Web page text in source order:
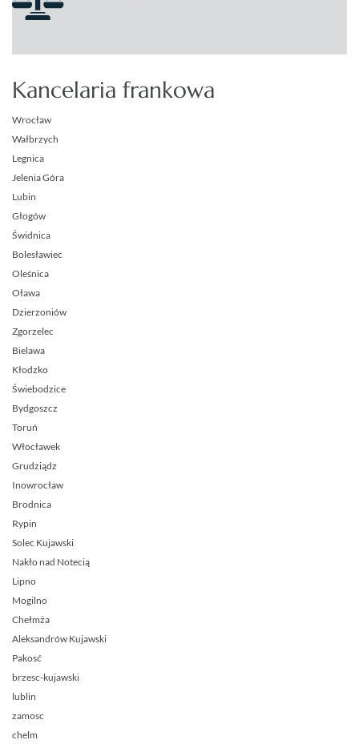
Kancelaria frankowa
Wrocław
Wałbrzych
Legnica
Jelenia Góra
Lubin
Głogów
Świdnica
Bolesławiec
Oleśnica
Oława
Dzierzoniów
Zgorzelec
Bielawa
Kłodzko
Świebodzice
Bydgoszcz
Toruń
Włocławek
Grudziądz
Inowrocław
Brodnica
Rypin
Solec Kujawski
Nakło nad Notecią
Lipno
Mogilno
Chełmża
Aleksandrów Kujawski
Pakosć
brzesc-kujawski
lublin
zamosc
chelm